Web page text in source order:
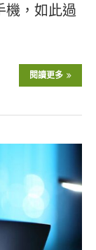
機，如此過
閱讀更多